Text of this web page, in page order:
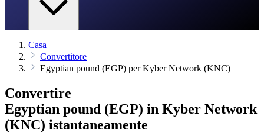
Casa
Convertitore
Egyptian pound (EGP) per Kyber Network (KNC)
Convertire
Egyptian pound (EGP) in Kyber Network
(KNC) istantaneamente